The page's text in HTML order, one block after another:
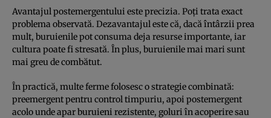
Avantajul postemergentului este precizia. Poți trata exact
problema observată. Dezavantajul este că, dacă întârzii prea
mult, buruienile pot consuma deja resurse importante, iar
cultura poate fi stresată. În plus, buruienile mai mari sunt
mai greu de combătut.
În practică, multe ferme folosesc o strategie combinată:
preemergent pentru control timpuriu, apoi postemergent
acolo unde apar buruieni rezistente, goluri în acoperire sau